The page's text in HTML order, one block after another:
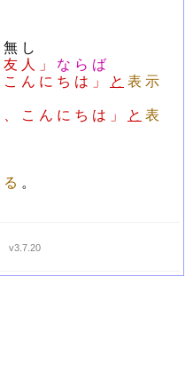
無 し
友 人 」 な ら ば
こ ん に ち は 」 と 表 示
、 こ ん に ち は 」 と 表
る 。
v3.7.20